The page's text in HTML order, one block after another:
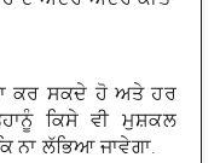
ਕਰ ਸਕਦੇ ਹੋ ਅਤੇ ਹਰ
ਕਿਸੇ ਵੀ ਮੁਸ਼ਕਲ
ਨਾ ਲੱਭਿਆ ਜਾਵੇਗਾ.